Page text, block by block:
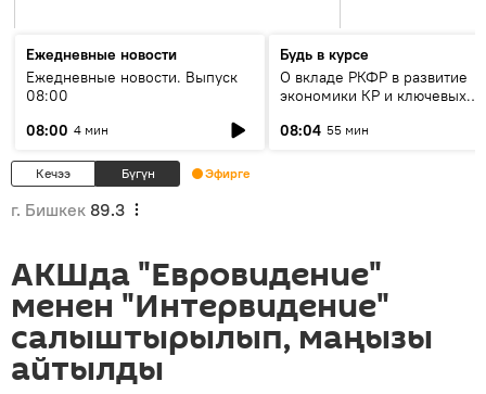
Ежедневные новости
Ежедневные новости. Выпуск
08:00
08:00 4 мин
Будь в курсе
О вкладе РКФР в развитие
экономики КР и ключевых
08:04 55 мин
Кечээ Бүгүн Эфирге
г. Бишкек 89.3
АКШда "Евровидение"
менен "Интервидение"
салыштырылып, маңызы
айтылды